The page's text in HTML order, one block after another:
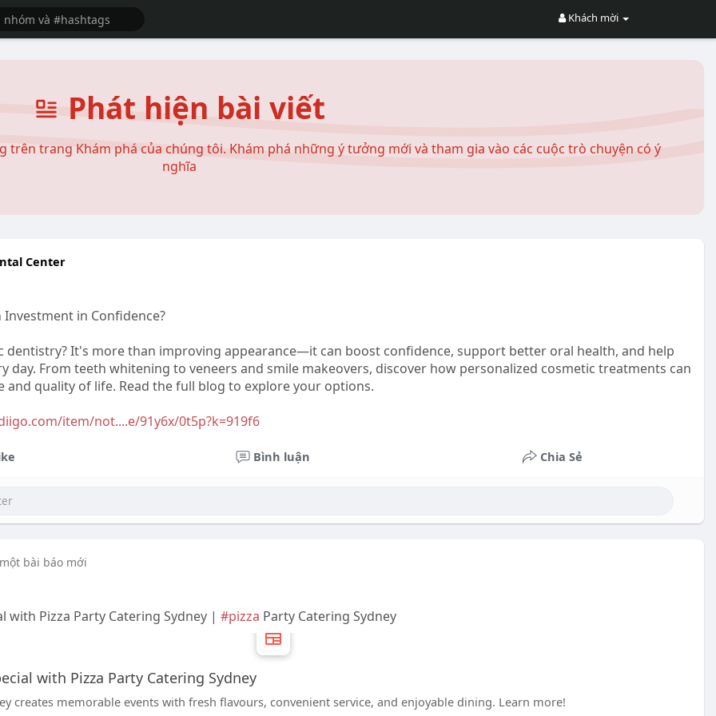
Khách mời
Phát hiện bài viết
trên trang Khám phá của chúng tôi. Khám phá những ý tưởng mới và tham gia vào các cuộc trò chuyện có ý
nghĩa
Center
in Confidence?
dentistry? It's more than improving appearance—it can boost confidence, support better oral health, and help
day. From teeth whitening to veneers and smile makeovers, discover how personalized cosmetic treatments can
and quality of life. Read the full blog to explore your options.
item/not....e/91y6x/0t5p?k=919f6
Bình luận Chia Sẻ
bài báo mới
with Pizza Party Catering Sydney | #pizza Party Catering Sydney
with Pizza Party Catering Sydney
creates memorable events with fresh flavours, convenient service, and enjoyable dining. Learn more!